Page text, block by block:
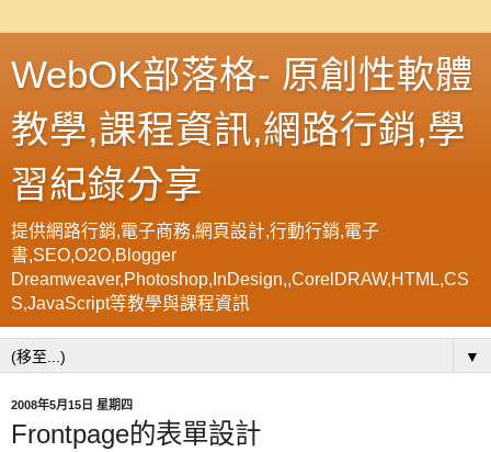
WebOK部落格- 原創性軟體
教學,課程資訊,網路行銷,學
習紀錄分享
提供網路行銷,電子商務,網頁設計,行動行銷,電子
書,SEO,O2O,Blogger
Dreamweaver,Photoshop,InDesign,,CorelDRAW,HTML,CS
S,JavaScript等教學與課程資訊
▼
2008年5月15日 星期四
Frontpage的表單設計